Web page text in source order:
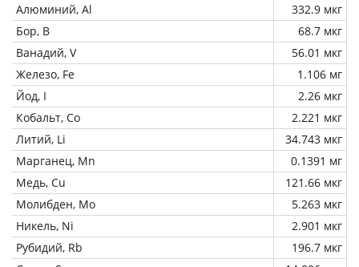
Алюминий, Al
332.9 мкг
Бор, B
68.7 мкг
Ванадий, V
56.01 мкг
Железо, Fe
1.106 мг
Йод, I
2.26 мкг
Кобальт, Co
2.221 мкг
Литий, Li
34.743 мкг
Марганец, Mn
0.1391 мг
Медь, Cu
121.66 мкг
Молибден, Mo
5.263 мкг
Никель, Ni
2.901 мкг
Рубидий, Rb
196.7 мкг